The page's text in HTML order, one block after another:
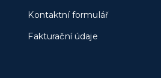
Kontaktní formulář
Fakturační údaje